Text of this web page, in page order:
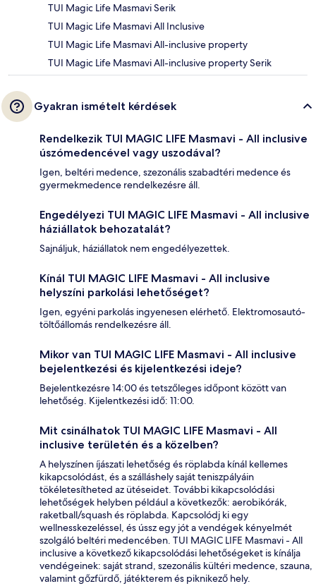
TUI Magic Life Masmavi Serik
TUI Magic Life Masmavi All Inclusive
TUI Magic Life Masmavi All-inclusive property
TUI Magic Life Masmavi All-inclusive property Serik
Gyakran ismételt kérdések
Rendelkezik TUI MAGIC LIFE Masmavi - All inclusive
úszómedencével vagy uszodával?
Igen, beltéri medence, szezonális szabadtéri medence és
gyermekmedence rendelkezésre áll.
Engedélyezi TUI MAGIC LIFE Masmavi - All inclusive
háziállatok behozatalát?
Sajnáljuk, háziállatok nem engedélyezettek.
Kínál TUI MAGIC LIFE Masmavi - All inclusive
helyszíni parkolási lehetőséget?
Igen, egyéni parkolás ingyenesen elérhető. Elektromosautó-
töltőállomás rendelkezésre áll.
Mikor van TUI MAGIC LIFE Masmavi - All inclusive
bejelentkezési és kijelentkezési ideje?
Bejelentkezésre 14:00 és tetszőleges időpont között van
lehetőség. Kijelentkezési idő: 11:00.
Mit csinálhatok TUI MAGIC LIFE Masmavi - All
inclusive területén és a közelben?
A helyszínen íjászati lehetőség és röplabda kínál kellemes
kikapcsolódást, és a szálláshely saját teniszpályáin
tökéletesítheted az ütéseidet. További kikapcsolódási
lehetőségek helyben például a következők: aerobikórák,
raketball/squash és röplabda. Kapcsolódj ki egy
wellnesskezeléssel, és ússz egy jót a vendégek kényelmét
szolgáló beltéri medencében. TUI MAGIC LIFE Masmavi - All
inclusive a következő kikapcsolódási lehetőségeket is kínálja
vendégeinek: saját strand, szezonális kültéri medence, szauna,
valamint gőzfürdő, játékterem és piknikező hely.